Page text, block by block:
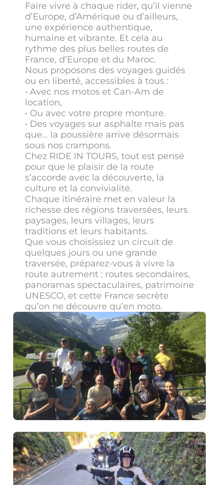
Faire vivre à chaque rider, qu’il vienne
d’Europe, d’Amérique ou d’ailleurs,
une expérience authentique,
humaine et vibrante. Et cela au
rythme des plus belles routes de
France, d’Europe et du Maroc.
Nous proposons des voyages guidés
ou en liberté, accessibles à tous :
• Avec nos motos et Can-Am de
location,
• Ou avec votre propre monture.
• Des voyages sur asphalte mais pas
que… la poussière arrive désormais
sous nos crampons.
Chez RIDE IN TOURS, tout est pensé
pour que le plaisir de la route
s’accorde avec la découverte, la
culture et la convivialité.
Chaque itinéraire met en valeur la
richesse des régions traversées, leurs
paysages, leurs villages, leurs
traditions et leurs habitants.
Que vous choisissiez un circuit de
quelques jours ou une grande
traversée, préparez-vous à vivre la
route autrement : routes secondaires,
panoramas spectaculaires, patrimoine
UNESCO, et cette France secrète
qu’on ne découvre qu’en moto.